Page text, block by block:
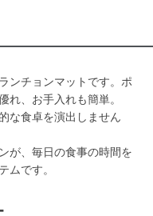
ンチョンマットです。ポ
れ、お手入れも簡単。
な食卓を演出しません
が、毎日の食事の時間を
ムです。